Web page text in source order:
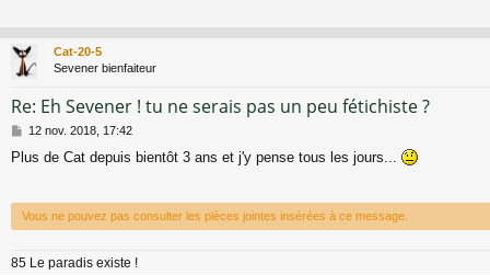
e
Cat-20-5
Sevener bienfaiteur
Re: Eh Sevener ! tu ne serais pas un peu fétichiste ?
M
s
g
e
12 nov. 2018, 17:42
Plus de Cat depuis bientôt 3 ans et j'y pense tous les jours...
Vous ne pouvez pas consulter les pièces jointes insérées à ce message.
85 Le paradis existe !